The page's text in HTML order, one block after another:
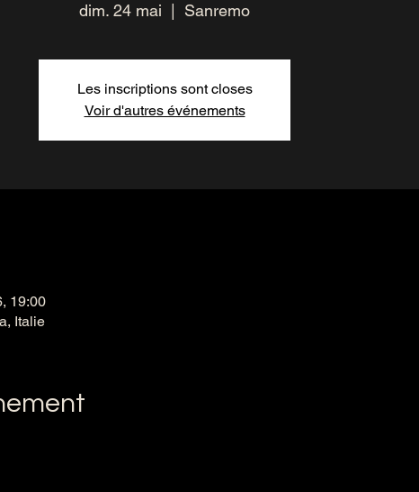
dim. 24 mai Sanremo
Les inscriptions sont closes
Voir d'autres événements
19:00
Italie